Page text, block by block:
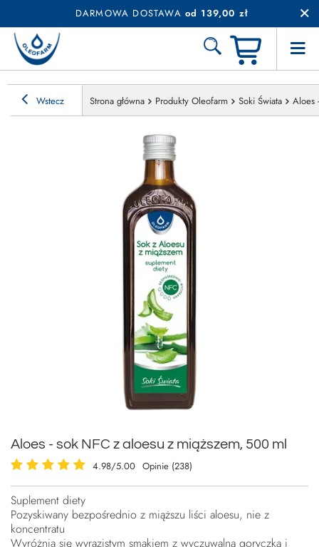
DARMOWA DOSTAWA od 139,00 zł
Wstecz Strona główna Produkty Oleofarm Soki Świata Aloes
Aloes - sok NFC z aloesu z miąższem, 500 ml
4.98/5.00 Opinie (238)
Suplement diety
Pozyskiwany bezpośrednio z miąższu liści aloesu, nie z
koncentratu
Wyróżnia się wyrazistym smakiem z wyczuwalną goryczką i